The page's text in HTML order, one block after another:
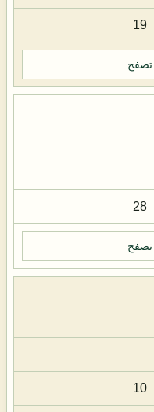
19
تصفح
28
تصفح
10